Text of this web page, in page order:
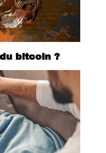
bitcoin ?